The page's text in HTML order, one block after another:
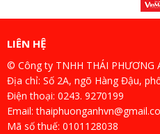
LIÊN HỆ
© Công ty TNHH THÁI PHƯƠNG
Địa chỉ: Số 2A, ngõ Hàng Đậu,
Điện thoại: 0243. 9270199
Email:
Mã số thuế: 0101128038